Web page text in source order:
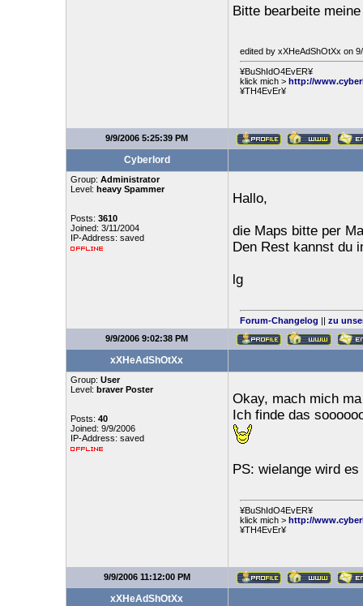
Bitte bearbeite
edited by xXHeAdShOtXx on
¥BuShIdO4EvER¥
klick mich > http://
¥TH4EvEr¥
9/9/2006 5:25:39 PM
Cyberlord
Group: Administrator
Level: heavy Spammer
Posts: 3610
Joined: 3/11/2004
IP-Address: saved
Hallo,
die Maps bitte per
Den Rest kannst du
lg
Forum-Changelog || zu
9/9/2006 9:02:38 PM
xXHeAdShOtXx
Group: User
Level: braver Poster
Posts: 40
Joined: 9/9/2006
IP-Address: saved
Okay, mach mich
Ich finde das
PS: wielange wird
¥BuShIdO4EvER¥
klick mich > http://
¥TH4EvEr¥
9/9/2006 11:12:00 PM
xXHeAdShOtXx